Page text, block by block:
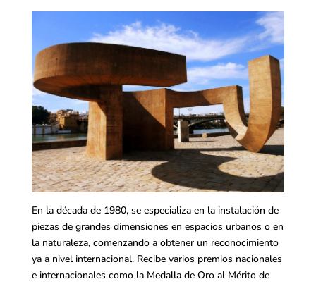
En la década de 1980, se especializa en la instalación de
piezas de grandes dimensiones en espacios urbanos o en
la naturaleza, comenzando a obtener un reconocimiento
ya a nivel internacional. Recibe varios premios nacionales
e internacionales como la Medalla de Oro al Mérito de